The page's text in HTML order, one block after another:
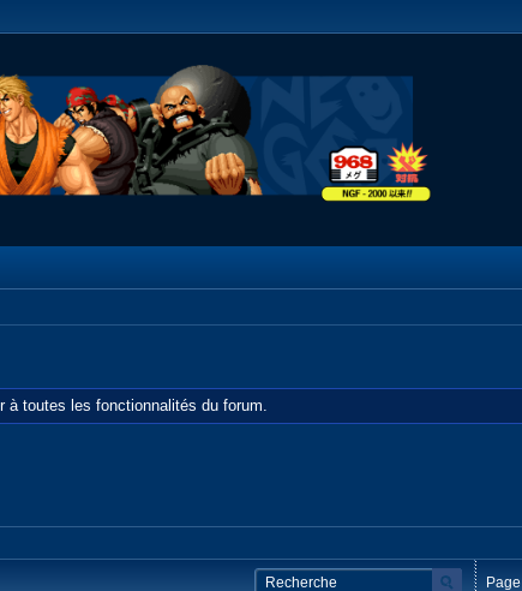
à toutes les fonctionnalités du forum.
Page